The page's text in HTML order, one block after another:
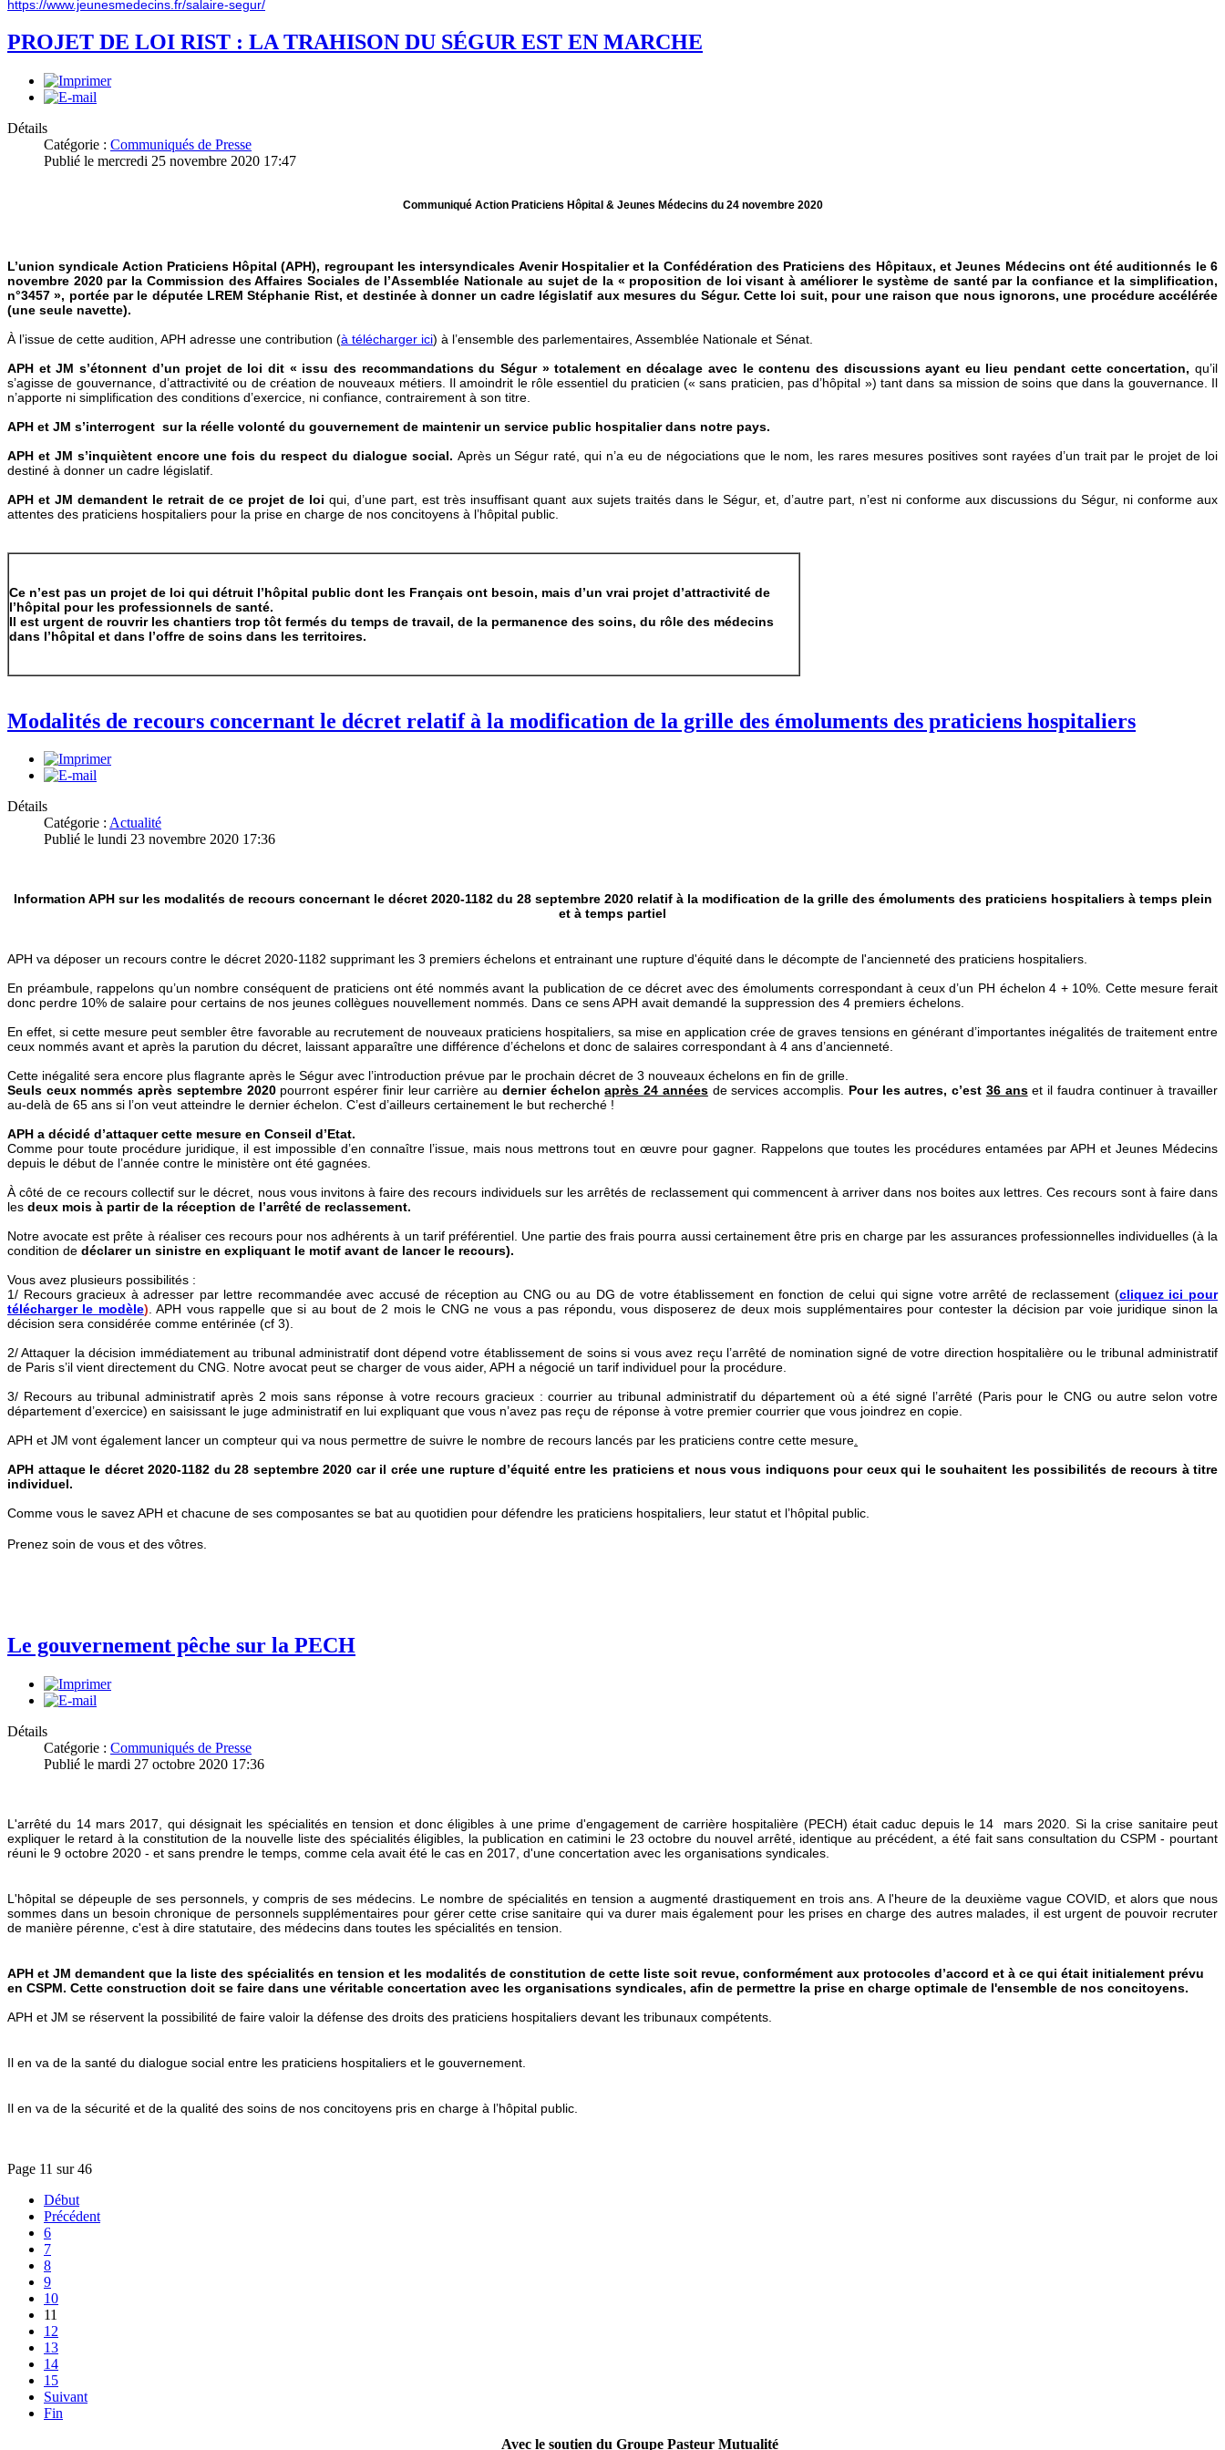
https://www.jeunesmedecins.fr/salaire-segur/
PROJET DE LOI RIST : LA TRAHISON DU SÉGUR EST EN MARCHE
Détails
Catégorie : Communiqués de Presse
Publié le mercredi 25 novembre 2020 17:47
Communiqué Action Praticiens Hôpital & Jeunes Médecins du 24 novembre 2020
L’union syndicale Action Praticiens Hôpital (APH), regroupant les intersyndicales Avenir Hospitalier et la Confédération des Praticiens des Hôpitaux, et Jeunes Médecins ont été auditionnés le 6
novembre 2020 par la Commission des Affaires Sociales de l’Assemblée Nationale au sujet de la « proposition de loi visant à améliorer le système de santé par la confiance et la simplification,
n°3457 », portée par le députée LREM Stéphanie Rist, et destinée à donner un cadre législatif aux mesures du Ségur. Cette loi suit, pour une raison que nous ignorons, une procédure accélérée
(une seule navette).
À l’issue de cette audition, APH adresse une contribution (à télécharger ici) à l’ensemble des parlementaires, Assemblée Nationale et Sénat.
APH et JM s’étonnent d’un projet de loi dit « issu des recommandations du Ségur » totalement en décalage avec le contenu des discussions ayant eu lieu pendant cette concertation, qu’il
s’agisse de gouvernance, d’attractivité ou de création de nouveaux métiers. Il amoindrit le rôle essentiel du praticien (« sans praticien, pas d’hôpital ») tant dans sa mission de soins que dans la gouvernance. Il
n’apporte ni simplification des conditions d’exercice, ni confiance, contrairement à son titre.
APH et JM s’interrogent sur la réelle volonté du gouvernement de maintenir un service public hospitalier dans notre pays.
APH et JM s’inquiètent encore une fois du respect du dialogue social. Après un Ségur raté, qui n’a eu de négociations que le nom, les rares mesures positives sont rayées d’un trait par le projet de loi
destiné à donner un cadre législatif.
APH et JM demandent le retrait de ce projet de loiqui, d’une part, est très insuffisant quant aux sujets traités dans le Ségur, et, d’autre part, n’est ni conforme aux discussions du Ségur, ni conforme aux
attentes des praticiens hospitaliers pour la prise en charge de nos concitoyens à l’hôpital public.
Ce n’est pas un projet de loi qui détruit l’hôpital public dont les Français ont besoin, mais d’un vrai projet d’attractivité de
l’hôpital pour les professionnels de santé.
Il est urgent de rouvrir les chantiers trop tôt fermés du temps de travail, de la permanence des soins, du rôle des médecins
dans l’hôpital et dans l’offre de soins dans les territoires.
Modalités de recours concernant le décret relatif à la modification de la grille des émoluments des praticiens hospitaliers
Détails
Catégorie : Actualité
Publié le lundi 23 novembre 2020 17:36
Information APH sur les modalités de recours concernant le décret 2020-1182 du 28 septembre 2020 relatif à la modification de la grille des émoluments des praticiens hospitaliers à temps plein
et à temps partiel
APH va déposer un recours contre le décret 2020-1182 supprimant les 3 premiers échelons et entrainant une rupture d'équité dans le décompte de l'ancienneté des praticiens hospitaliers.
En préambule, rappelons qu’un nombre conséquent de praticiens ont été nommés avant la publication de ce décret avec des émoluments correspondant à ceux d’un PH échelon 4 + 10%. Cette mesure ferait
donc perdre 10% de salaire pour certains de nos jeunes collègues nouvellement nommés. Dans ce sens APH avait demandé la suppression des 4 premiers échelons.
En effet, si cette mesure peut sembler être favorable au recrutement de nouveaux praticiens hospitaliers, sa mise en application crée de graves tensions en générant d’importantes inégalités de traitement entre
ceux nommés avant et après la parution du décret, laissant apparaître une différence d’échelons et donc de salaires correspondant à 4 ans d’ancienneté.
Cette inégalité sera encore plus flagrante après le Ségur avec l’introduction prévue par le prochain décret de 3 nouveaux échelons en fin de grille.
Seuls ceux nommés après septembre 2020pourront espérer finir leur carrière au dernier échelon après24 annéesde services accomplis. Pour les autres, c’est 36 anset il faudra continuer à travailler
au-delà de 65 ans si l’on veut atteindre le dernier échelon. C’est d’ailleurs certainement le but recherché !
APH a décidé d’attaquer cette mesure en Conseil d’Etat.
Comme pour toute procédure juridique, il est impossible d’en connaître l’issue, mais nous mettrons tout en œuvre pour gagner. Rappelons que toutes les procédures entamées par APH et Jeunes Médecins
depuis le début de l’année contre le ministère ont été gagnées.
À côté de ce recours collectif sur le décret, nous vous invitons à faire des recours individuels sur les arrêtés de reclassement qui commencent à arriver dans nos boites aux lettres. Ces recours sont à faire dans
les deux mois à partir de la réception de l’arrêté de reclassement.
Notre avocate est prête à réaliser ces recours pour nos adhérents à un tarif préférentiel. Une partie des frais pourra aussi certainement être pris en charge par les assurances professionnelles individuelles (à la
condition de déclarer un sinistre en expliquant le motif avant de lancer le recours).
Vous avez plusieurs possibilités :
1/ Recours gracieux à adresser par lettre recommandée avec accusé de réception au CNG ou au DG de votre établissement en fonction de celui qui signe votre arrêté de reclassement (cliquez ici pour
télécharger le modèle). APH vous rappelle que si au bout de 2 mois le CNG ne vous a pas répondu, vous disposerez de deux mois supplémentaires pour contester la décision par voie juridique sinon la
décision sera considérée comme entérinée (cf 3).
2/ Attaquer la décision immédiatement au tribunal administratif dont dépend votre établissement de soins si vous avez reçu l’arrêté de nomination signé de votre direction hospitalière ou le tribunal administratif
de Paris s’il vient directement du CNG. Notre avocat peut se charger de vous aider, APH a négocié un tarif individuel pour la procédure.
3/ Recours au tribunal administratif après 2 mois sans réponse à votre recours gracieux : courrier au tribunal administratif du département où a été signé l’arrêté (Paris pour le CNG ou autre selon votre
département d’exercice) en saisissant le juge administratif en lui expliquant que vous n’avez pas reçu de réponse à votre premier courrier que vous joindrez en copie.
APH et JM vont également lancer un compteur qui va nous permettre de suivre le nombre de recours lancés par les praticiens contre cette mesure.
APH attaque le décret 2020-1182 du 28 septembre 2020 car il crée une rupture d’équité entre les praticiens et nous vous indiquons pour ceux qui le souhaitent les possibilités de recours à titre
individuel.
Comme vous le savez APH et chacune de ses composantes se bat au quotidien pour défendre les praticiens hospitaliers, leur statut et l’hôpital public.
Prenez soin de vous et des vôtres.
Le gouvernement pêche sur la PECH
Détails
Catégorie : Communiqués de Presse
Publié le mardi 27 octobre 2020 17:36
L'arrêté du 14 mars 2017, qui désignait les spécialités en tension et donc éligibles à une prime d'engagement de carrière hospitalière (PECH) était caduc depuis le 14 mars 2020. Si la crise sanitaire peut
expliquer le retard à la constitution de la nouvelle liste des spécialités éligibles, la publication en catimini le 23 octobre du nouvel arrêté, identique au précédent, a été fait sans consultation du CSPM - pourtant
réuni le 9 octobre 2020 - et sans prendre le temps, comme cela avait été le cas en 2017, d'une concertation avec les organisations syndicales.
L'hôpital se dépeuple de ses personnels, y compris de ses médecins. Le nombre de spécialités en tension a augmenté drastiquement en trois ans. A l'heure de la deuxième vague COVID, et alors que nous
sommes dans un besoin chronique de personnels supplémentaires pour gérer cette crise sanitaire qui va durer mais également pour les prises en charge des autres malades, il est urgent de pouvoir recruter
de manière pérenne, c'est à dire statutaire, des médecins dans toutes les spécialités en tension.
APH et JM demandent que la liste des spécialités en tension et les modalités de constitution de cette liste soit revue, conformément aux protocoles d’accord et à ce qui était initialement prévu
en CSPM. Cette construction doit se faire dans une véritable concertation avec les organisations syndicales, afin de permettre la prise en charge optimale de l'ensemble de nos concitoyens.
APH et JM se réservent la possibilité de faire valoir la défense des droits des praticiens hospitaliers devant les tribunaux compétents.
Il en va de la santé du dialogue social entre les praticiens hospitaliers et le gouvernement.
Il en va de la sécurité et de la qualité des soins de nos concitoyens pris en charge à l’hôpital public.
Page 11 sur 46
Début
Précédent
6
7
8
9
10
11
12
13
14
15
Suivant
Fin
Avec le soutien du Groupe Pasteur Mutualité